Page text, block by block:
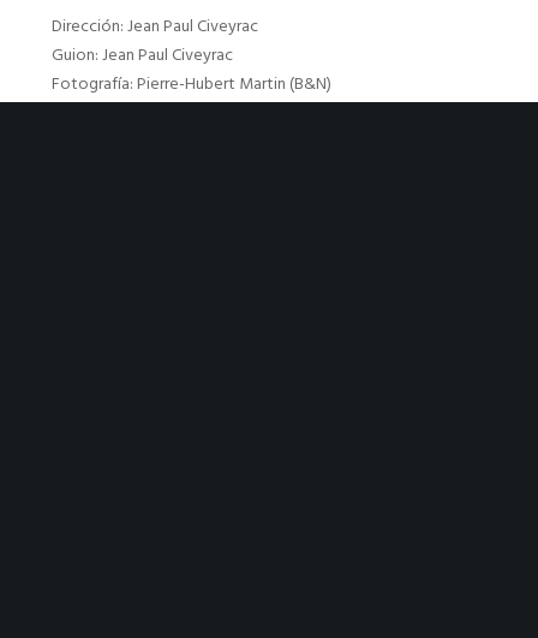
Dirección: Jean Paul Civeyrac
Guion: Jean Paul Civeyrac
Fotografía: Pierre-Hubert Martin (B&N)